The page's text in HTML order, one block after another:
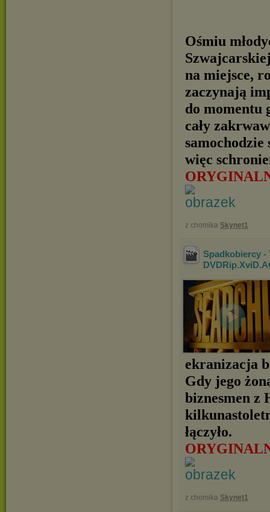
Ośmiu
na miejsce,
zaczynają
do momentu
cały
samochodzie
więc
z chomika Skynet1
Spadkobiercy -
ekranizacja
Gdy jego
biznesmen z
łączyło.
z chomika Skynet1